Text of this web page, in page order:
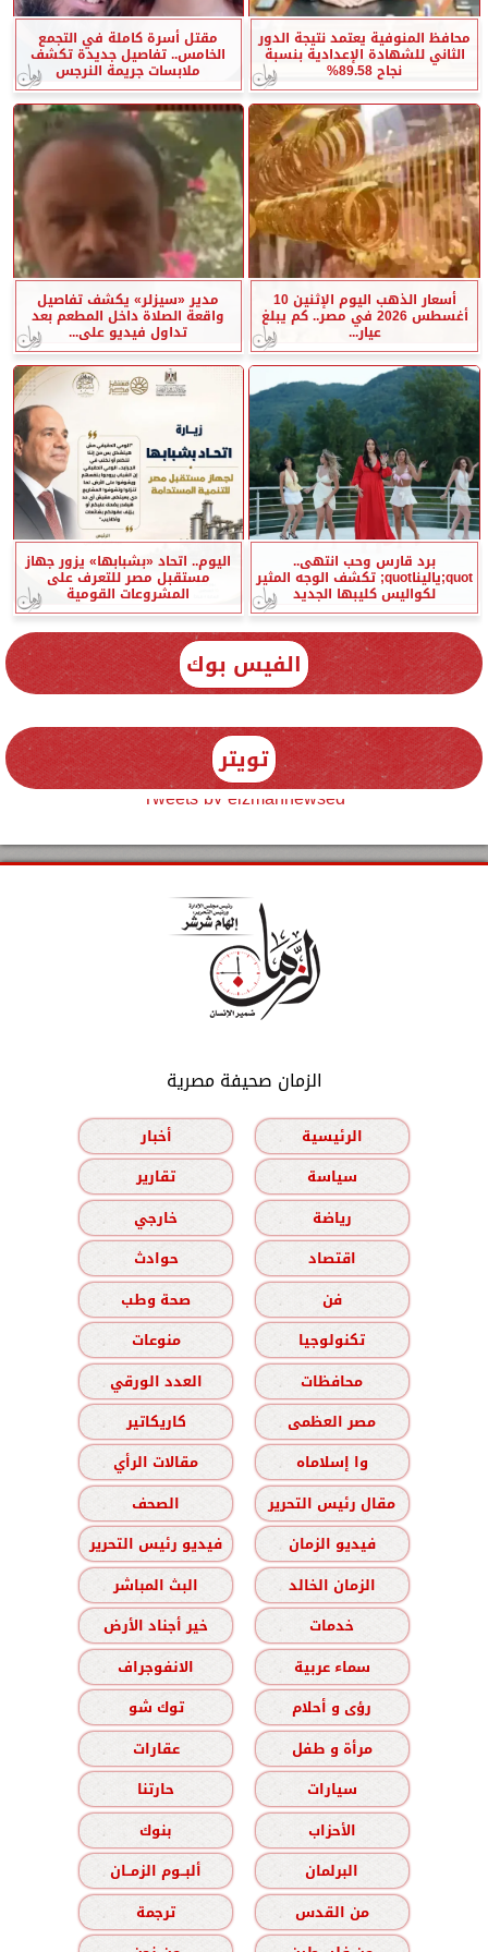
محافظ المنوفية يعتمد نتيجة الدور
الثاني للشهادة الإعدادية بنسبة
نجاح 89.58%
مقتل أسرة كاملة في التجمع
الخامس.. تفاصيل جديدة تكشف
ملابسات جريمة النرجس
أسعار الذهب اليوم الإثنين 10
أغسطس 2026 في مصر.. كم يبلغ
عيار...
مدير «سيزلر» يكشف تفاصيل
واقعة الصلاة داخل المطعم بعد
تداول فيديو على...
برد قارس وحب انتهى..
quot;ياليناquot; تكشف الوجه المثير
لكواليس كليبها الجديد
اليوم.. اتحاد «بشبابها» يزور جهاز
مستقبل مصر للتعرف على
المشروعات القومية
الفيس بوك
تويتر
Tweets by elzmannewseg
الزمان صحيفة مصرية
الرئيسية
أخبار
سياسة
تقارير
رياضة
خارجي
اقتصاد
حوادث
فن
صحة وطب
تكنولوجيا
منوعات
محافظات
العدد الورقي
مصر العظمى
كاريكاتير
وا إسلاماه
مقالات الرأي
مقال رئيس التحرير
الصحف
فيديو الزمان
فيديو رئيس التحرير
الزمان الخالد
البث المباشر
خدمات
خير أجناد الأرض
سماء عربية
الانفوجراف
رؤى و أحلام
توك شو
مرأة و طفل
عقارات
سيارات
حارتنا
الأحزاب
بنوك
البرلمان
ألبــوم الزمــان
من القدس
ترجمة